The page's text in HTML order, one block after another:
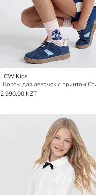
LCW Kids
Шорты для девочек с принтом
2 990,00 KZT